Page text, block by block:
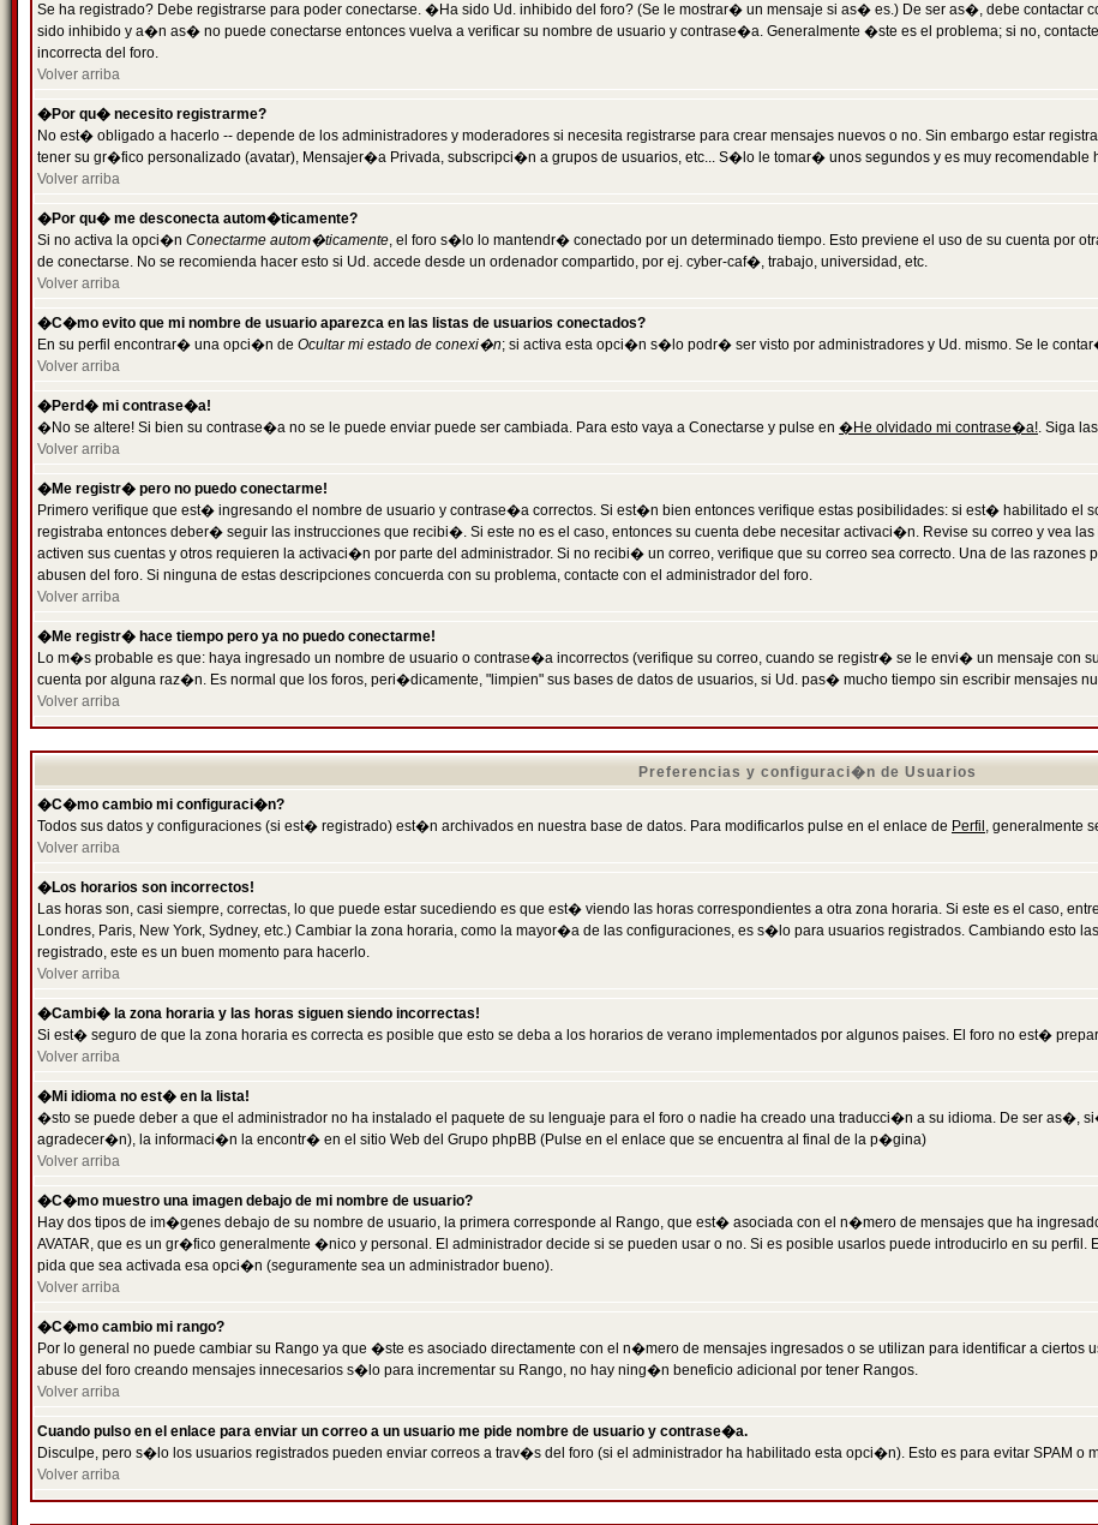
Se ha registrado? Debe registrarse para poder conectarse. �Ha sido Ud. inhibido del foro? (Se le mostrar� un mensaje si as� es.) De ser as�, debe contactar
sido inhibido y a�n as� no puede conectarse entonces vuelva a verificar su nombre de usuario y contrase�a. Generalmente �ste es el problema; si no,
incorrecta del foro.
Volver arriba
�Por qu� necesito registrarme?
No est� obligado a hacerlo -- depende de los administradores y moderadores si necesita registrarse para crear mensajes nuevos o no. Sin embargo estar
tener su gr�fico personalizado (avatar), Mensajer�a Privada, subscripci�n a grupos de usuarios, etc... S�lo le tomar� unos segundos y es muy recomendable
Volver arriba
�Por qu� me desconecta autom�ticamente?
Si no activa la opci�n Conectarme autom�ticamente, el foro s�lo lo mantendr� conectado por un determinado tiempo. Esto previene el uso de su cuenta por
de conectarse. No se recomienda hacer esto si Ud. accede desde un ordenador compartido, por ej. cyber-caf�, trabajo, universidad, etc.
Volver arriba
�C�mo evito que mi nombre de usuario aparezca en las listas de usuarios conectados?
En su perfil encontrar� una opci�n de Ocultar mi estado de conexi�n; si activa esta opci�n s�lo podr� ser visto por administradores y Ud. mismo. Se le
Volver arriba
�Perd� mi contrase�a!
�No se altere! Si bien su contrase�a no se le puede enviar puede ser cambiada. Para esto vaya a Conectarse y pulse en �He olvidado mi contrase�a!. Siga
Volver arriba
�Me registr� pero no puedo conectarme!
Primero verifique que est� ingresando el nombre de usuario y contrase�a correctos. Si est�n bien entonces verifique estas posibilidades: si est� habilitado el
registraba entonces deber� seguir las instrucciones que recibi�. Si este no es el caso, entonces su cuenta debe necesitar activaci�n. Revise su correo y vea
activen sus cuentas y otros requieren la activaci�n por parte del administrador. Si no recibi� un correo, verifique que su correo sea correcto. Una de las
abusen del foro. Si ninguna de estas descripciones concuerda con su problema, contacte con el administrador del foro.
Volver arriba
�Me registr� hace tiempo pero ya no puedo conectarme!
Lo m�s probable es que: haya ingresado un nombre de usuario o contrase�a incorrectos (verifique su correo, cuando se registr� se le envi� un mensaje con
cuenta por alguna raz�n. Es normal que los foros, peri�dicamente, "limpien" sus bases de datos de usuarios, si Ud. pas� mucho tiempo sin escribir mensajes
Volver arriba
Preferencias y configuraci�n de Usuarios
�C�mo cambio mi configuraci�n?
Todos sus datos y configuraciones (si est� registrado) est�n archivados en nuestra base de datos. Para modificarlos pulse en el enlace de Perfil , generalmente
Volver arriba
�Los horarios son incorrectos!
Las horas son, casi siempre, correctas, lo que puede estar sucediendo es que est� viendo las horas correspondientes a otra zona horaria. Si este es el caso,
Londres, Paris, New York, Sydney, etc.) Cambiar la zona horaria, como la mayor�a de las configuraciones, es s�lo para usuarios registrados. Cambiando esto
registrado, este es un buen momento para hacerlo.
Volver arriba
�Cambi� la zona horaria y las horas siguen siendo incorrectas!
Si est� seguro de que la zona horaria es correcta es posible que esto se deba a los horarios de verano implementados por algunos paises. El foro no est�
Volver arriba
�Mi idioma no est� en la lista!
�sto se puede deber a que el administrador no ha instalado el paquete de su lenguaje para el foro o nadie ha creado una traducci�n a su idioma. De ser as�,
agradecer�n), la informaci�n la encontr� en el sitio Web del Grupo phpBB (Pulse en el enlace que se encuentra al final de la p�gina)
Volver arriba
�C�mo muestro una imagen debajo de mi nombre de usuario?
Hay dos tipos de im�genes debajo de su nombre de usuario, la primera corresponde al Rango, que est� asociada con el n�mero de mensajes que ha
AVATAR, que es un gr�fico generalmente �nico y personal. El administrador decide si se pueden usar o no. Si es posible usarlos puede introducirlo en su
pida que sea activada esa opci�n (seguramente sea un administrador bueno).
Volver arriba
�C�mo cambio mi rango?
Por lo general no puede cambiar su Rango ya que �ste es asociado directamente con el n�mero de mensajes ingresados o se utilizan para identificar a ciertos
abuse del foro creando mensajes innecesarios s�lo para incrementar su Rango, no hay ning�n beneficio adicional por tener Rangos.
Volver arriba
Cuando pulso en el enlace para enviar un correo a un usuario me pide nombre de usuario y contrase�a.
Disculpe, pero s�lo los usuarios registrados pueden enviar correos a trav�s del foro (si el administrador ha habilitado esta opci�n). Esto es para evitar SPAM o
Volver arriba